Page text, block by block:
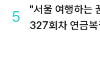
5
"서울 여행하는
327회차 연금